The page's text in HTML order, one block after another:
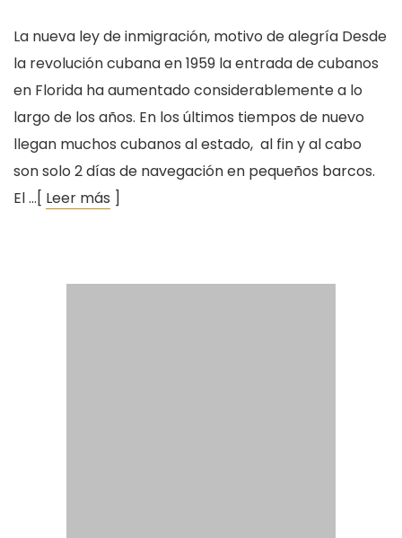
La nueva ley de inmigración, motivo de alegría Desde
la revolución cubana en 1959 la entrada de cubanos
en Florida ha aumentado considerablemente a lo
largo de los años. En los últimos tiempos de nuevo
llegan muchos cubanos al estado, al fin y al cabo
son solo 2 días de navegación en pequeños barcos.
El …[ Leer más ]